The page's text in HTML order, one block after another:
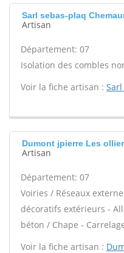
Sarl sebas-plaq
Artisan
Département: 07
Isolation des combles
Voir la fiche artisan :
Dumont jpierre Les
Artisan
Département: 07
Voiries / Réseaux
décoratifs extérieurs -
béton / Chape -
Voir la fiche artisan :